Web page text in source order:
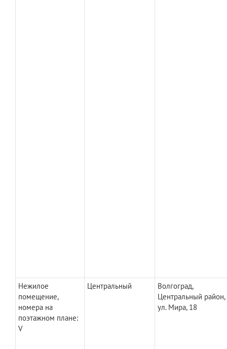
Нежилое
помещение,
номера на
поэтажном плане:
V
Центральный
Волгоград,
Центральный район,
ул. Мира, 18